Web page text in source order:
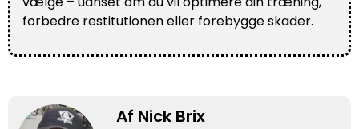
forbedre restitutionen eller forebygge skader.
Af Nick Brix